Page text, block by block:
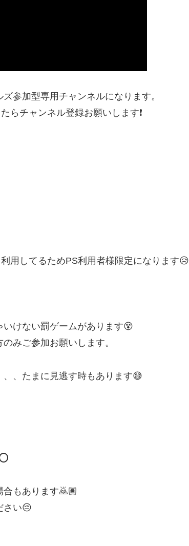
参加型専用チャンネルになります。
らチャンネル登録お願いします❗
用してるためPS利用者様限定になります😥
けない罰ゲームがあります😵
みご参加お願いします。
、たまに見逃す時もあります😅
もあります🙇🏽
さい😔